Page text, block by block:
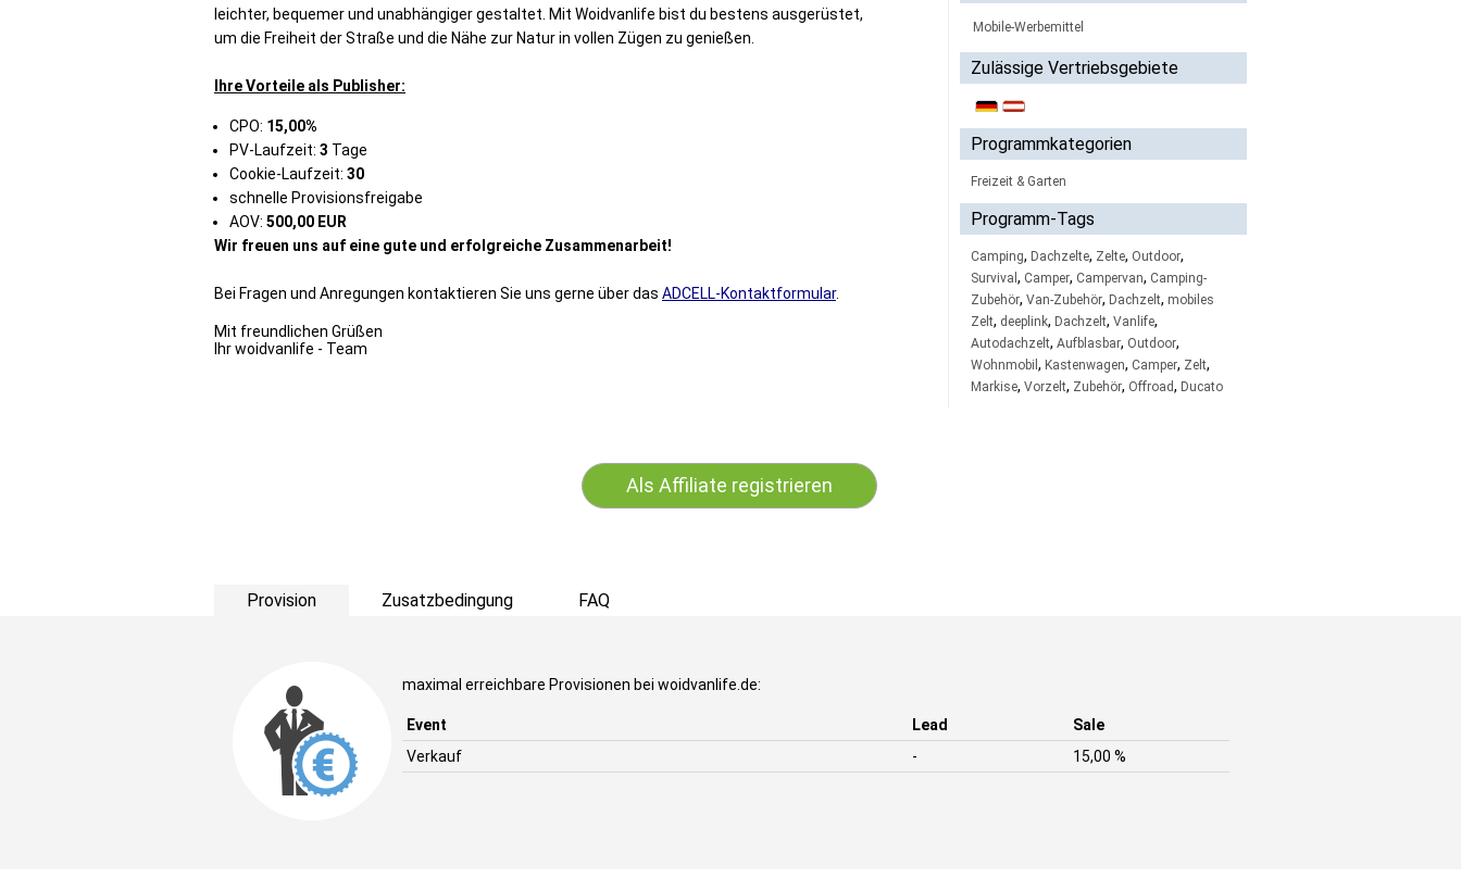
leichter, bequemer und unabhängiger gestaltet. Mit Woidvanlife bist du bestens ausgerüstet,
um die Freiheit der Straße und die Nähe zur Natur in vollen Zügen zu genießen.
Ihre Vorteile als Publisher:
CPO: 15,00%
PV-Laufzeit: 3 Tage
Cookie-Laufzeit: 30
schnelle Provisionsfreigabe
AOV: 500,00 EUR
Wir freuen uns auf eine gute und erfolgreiche Zusammenarbeit!
Bei Fragen und Anregungen kontaktieren Sie uns gerne über das ADCELL-Kontaktformular.
Mit freundlichen Grüßen
Ihr woidvanlife - Team
Mobile-Werbemittel
Zulässige Vertriebsgebiete
Programmkategorien
Freizeit & Garten
Programm-Tags
Camping, Dachzelte, Zelte, Outdoor,
Survival , Camper, Campervan, Camping-
Zubehör, Van-Zubehör, Dachzelt, mobiles
Zelt, deeplink, Dachzelt, Vanlife,
Autodachzelt, Aufblasbar, Outdoor,
Wohnmobil , Kastenwagen, Camper, Zelt,
Markise, Vorzelt, Zubehör, Offroad, Ducato
Als Affiliate registrieren
Provision Zusatzbedingung FAQ
maximal erreichbare Provisionen bei woidvanlife.de:
Event Lead
Sale
Verkauf
- 15,00 %